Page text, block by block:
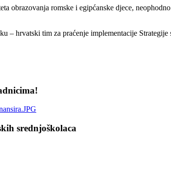
obrazovanja romske i egipćanske djece,
– hrvatski tim za praćenje implementacije
srednjoškolaca